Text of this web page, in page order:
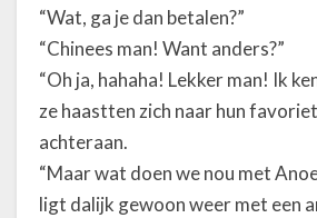
“Wat, ga je dan betalen?”
“Chinees man! Want anders?”
“Oh ja, hahaha! Lekker man! Ik
ze haastten zich naar hun
achteraan.
“Maar wat doen we nou met
ligt dalijk gewoon weer met een